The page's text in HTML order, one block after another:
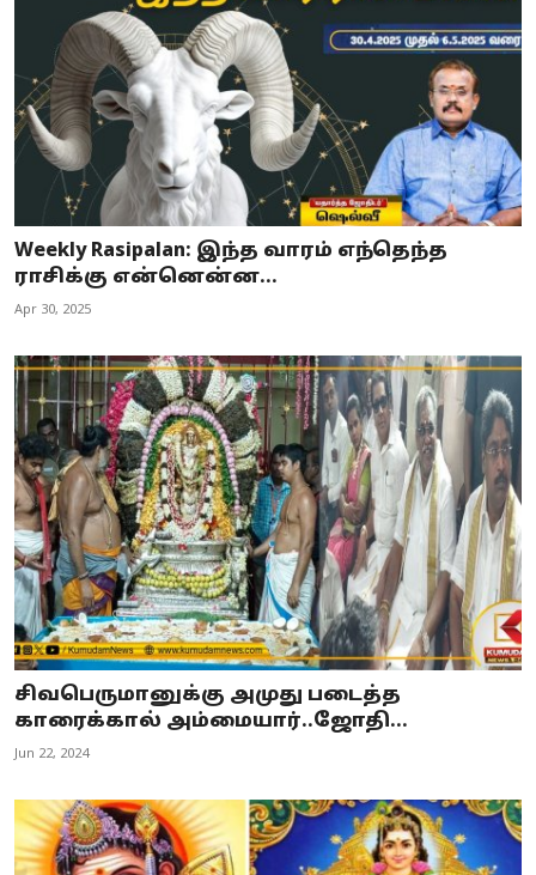
Weekly Rasipalan: இந்த வாரம் எந்தெந்த
ராசிக்கு என்னென்ன...
Apr 30, 2025
சிவபெருமானுக்கு அமுது படைத்த
காரைக்கால் அம்மையார்..ஜோதி...
Jun 22, 2024